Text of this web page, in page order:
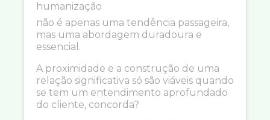
humanização
não é apenas uma tendência passageira,
mas uma abordagem duradoura e
essencial.
A proximidade e a construção de uma
relação significativa só são viáveis quando
se tem um entendimento aprofundado
do cliente, concorda?